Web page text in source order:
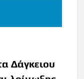
Δάγκειου